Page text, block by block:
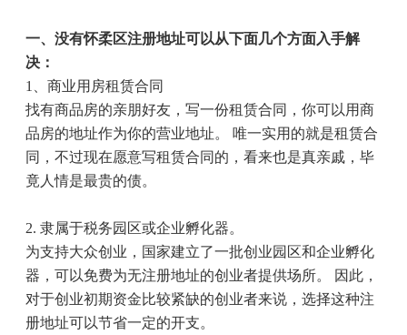
一、没有怀柔区注册地址可以从下面几个方面入手解
决：
1
、商业用房租赁合同
找有商品房的亲朋好友，写一份租赁合同，你可以用商
品房的地址作为你的营业地址。 唯一实用的就是租赁合
同，不过现在愿意写租赁合同的，看来也是真亲戚，毕
竟人情是最贵的债。
2. 隶属于税务园区或企业孵化器。
为支持大众创业，国家建立了一批创业园区和企业孵化
器，可以免费为无注册地址的创业者提供场所。 因此，
对于创业初期资金比较紧缺的创业者来说，选择这种注
册地址可以节省一定的开支。